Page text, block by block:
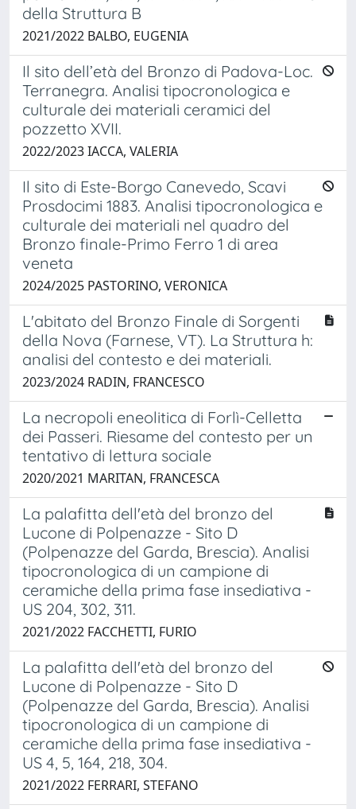
della Struttura B
2021/2022 BALBO, EUGENIA
Il sito dell’età del Bronzo di Padova-Loc.
Terranegra. Analisi tipocronologica e
culturale dei materiali ceramici del
pozzetto XVII.
2022/2023 IACCA, VALERIA
Il sito di Este-Borgo Canevedo, Scavi
Prosdocimi 1883. Analisi tipocronologica e
culturale dei materiali nel quadro del
Bronzo finale-Primo Ferro 1 di area
veneta
2024/2025 PASTORINO, VERONICA
L'abitato del Bronzo Finale di Sorgenti
della Nova (Farnese, VT). La Struttura h:
analisi del contesto e dei materiali.
2023/2024 RADIN, FRANCESCO
La necropoli eneolitica di Forlì-Celletta
dei Passeri. Riesame del contesto per un
tentativo di lettura sociale
2020/2021 MARITAN, FRANCESCA
La palafitta dell'età del bronzo del
Lucone di Polpenazze - Sito D
(Polpenazze del Garda, Brescia). Analisi
tipocronologica di un campione di
ceramiche della prima fase insediativa -
US 204, 302, 311.
2021/2022 FACCHETTI, FURIO
La palafitta dell'età del bronzo del
Lucone di Polpenazze - Sito D
(Polpenazze del Garda, Brescia). Analisi
tipocronologica di un campione di
ceramiche della prima fase insediativa -
US 4, 5, 164, 218, 304.
2021/2022 FERRARI, STEFANO